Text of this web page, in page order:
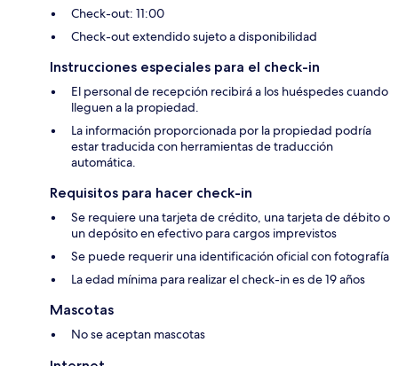
Check-out: 11:00
Check-out extendido sujeto a disponibilidad
Instrucciones especiales para el check-in
El personal de recepción recibirá a los huéspedes cuando
lleguen a la propiedad.
La información proporcionada por la propiedad podría
estar traducida con herramientas de traducción
automática.
Requisitos para hacer check-in
Se requiere una tarjeta de crédito, una tarjeta de débito o
un depósito en efectivo para cargos imprevistos
Se puede requerir una identificación oficial con fotografía
La edad mínima para realizar el check-in es de 19 años
Mascotas
No se aceptan mascotas